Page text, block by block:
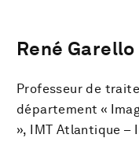
René Garello
Professeur de
département «
», IMT Atlantique –